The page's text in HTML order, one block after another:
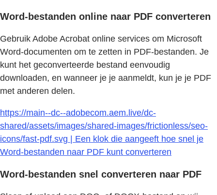
Word-bestanden online naar PDF converteren
Gebruik Adobe Acrobat online services om Microsoft
Word-documenten om te zetten in PDF-bestanden. Je
kunt het geconverteerde bestand eenvoudig
downloaden, en wanneer je je aanmeldt, kun je je PDF
met anderen delen.
https://main--dc--adobecom.aem.live/dc-
shared/assets/images/shared-images/frictionless/seo-
icons/fast-pdf.svg | Een klok die aangeeft hoe snel je
Word-bestanden naar PDF kunt converteren
Word-bestanden snel converteren naar PDF